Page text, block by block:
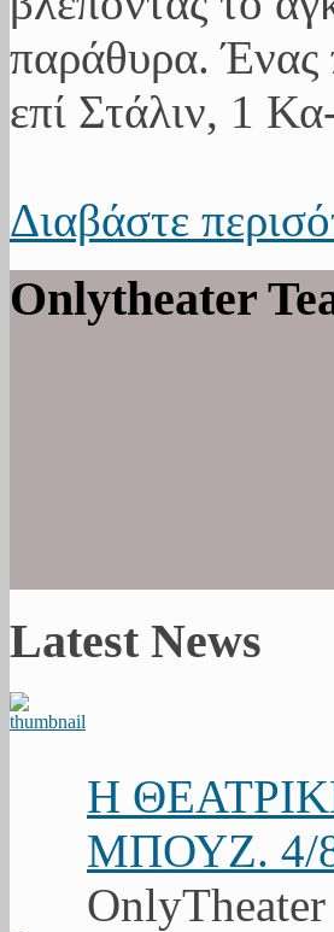
παράθυρα. Ένας
επί Στάλιν, 1
Διαβάστε
Onlytheater
Latest News
Η
ΜΠΟΥΖ. 4/
OnlyTheater